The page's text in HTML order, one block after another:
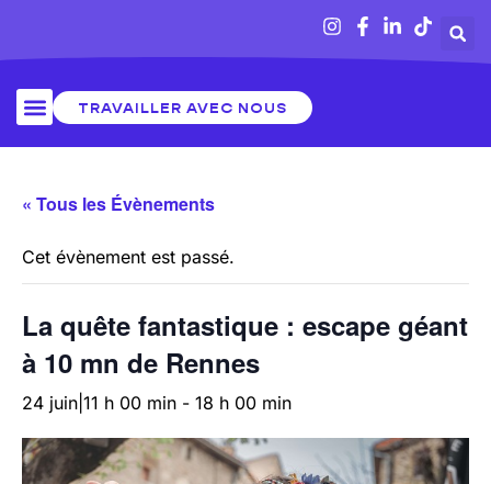
TRAVAILLER AVEC NOUS
« Tous les Évènements
Cet évènement est passé.
La quête fantastique : escape géant
à 10 mn de Rennes
24 juin|11 h 00 min - 18 h 00 min